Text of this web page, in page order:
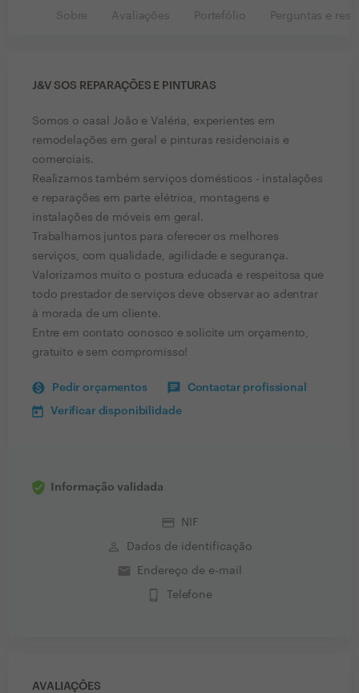
Sobre Avaliações Portefólio Perguntas e
J&V SOS REPARAÇÕES E PINTURAS
Somos o casal João e Valéria, experientes em
remodelações em geral e pinturas residenciais e
comerciais.
Realizamos também serviços domésticos - instalações
e reparações em parte elétrica, montagens e
instalações de móveis em geral.
Trabalhamos juntos para oferecer os melhores
serviços, com qualidade, agilidade e segurança.
Valorizamos muito o postura educada e respeitosa que
todo prestador de serviços deve observar ao adentrar
à morada de um cliente.
Entre em contato conosco e solicite um orçamento,
gratuito e sem compromisso!
Pedir orçamentos Contactar profissional
Verificar disponibilidade
Informação validada
credit_card NIF
perm_identity Dados de identificação
email Endereço de e-mail
phone_iphone Telefone
AVALIAÇÕES